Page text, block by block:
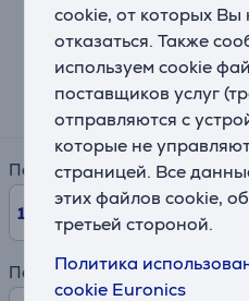
cookie, от которых Вы
отказаться. Также
используем cookie
поставщиков услуг
отправляются с
которые не
страницей. Все
этих файлов cookie,
третьей стороной.
Политика
cookie Euronics
Калькулятор
Примерный размер
14
Период
10
Первый взнос